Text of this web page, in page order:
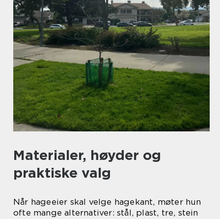
Materialer, høyder og
praktiske valg
Når hageeier skal velge hagekant, møter hun
ofte mange alternativer: stål, plast, tre, stein